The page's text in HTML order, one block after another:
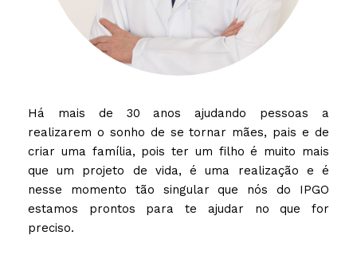
Há mais de 30 anos ajudando pessoas a
realizarem o sonho de se tornar mães, pais e de
criar uma família, pois ter um filho é muito mais
que um projeto de vida, é uma realização e é
nesse momento tão singular que nós do IPGO
estamos prontos para te ajudar no que for
preciso.